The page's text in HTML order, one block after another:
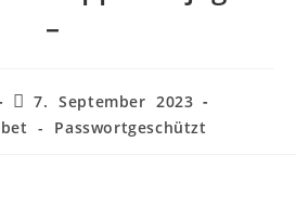
–
7. September 2023
- Passwortgeschützt